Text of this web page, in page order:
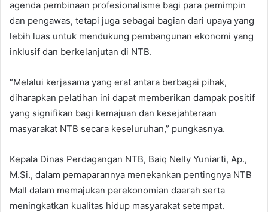
agenda pembinaan profesionalisme bagi para pemimpin
dan pengawas, tetapi juga sebagai bagian dari upaya yang
lebih luas untuk mendukung pembangunan ekonomi yang
inklusif dan berkelanjutan di NTB.
“Melalui kerjasama yang erat antara berbagai pihak,
diharapkan pelatihan ini dapat memberikan dampak positif
yang signifikan bagi kemajuan dan kesejahteraan
masyarakat NTB secara keseluruhan,” pungkasnya.
Kepala Dinas Perdagangan NTB, Baiq Nelly Yuniarti, Ap.,
M.Si., dalam pemaparannya menekankan pentingnya NTB
Mall dalam memajukan perekonomian daerah serta
meningkatkan kualitas hidup masyarakat setempat.